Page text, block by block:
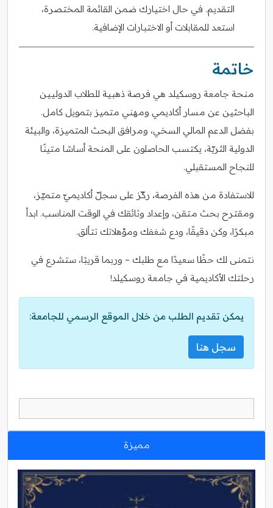
التقديم. في حال اختيارك ضمن القائمة المختصرة،
استعد للمقابلات أو الاختبارات الإضافية.
خاتمة
منحة جامعة روسكيلد هي فرصة ذهبية للطلاب الدوليين
الباحثين عن مسار أكاديمي ومهني متميز بتمويل كامل.
بفضل الدعم المالي السخي، ومرافق البحث المتميزة، والبيئة
الدولية الثريّة، يكتسب الحاصلون على المنحة أساسًا متينًا
للنجاح المستقبلي.
للاستفادة من هذه الفرصة، ركّز على سجلّ أكاديميّ متميّز،
ومقترح بحث متقن، وإعداد وثائقك في الوقت المناسب. ابدأ
مبكرًا، وكن دقيقًا، ودع شغفك ومؤهلاتك تتألق.
نتمنى لك حظًا سعيدًا مع طلبك – وربما قريبًا، ستشرع في
رحلتك الأكاديمية في جامعة روسكيلد!
يمكن تقديم الطلب من خلال الموقع الرسمي للجامعة:
سجل هنا
مميزة